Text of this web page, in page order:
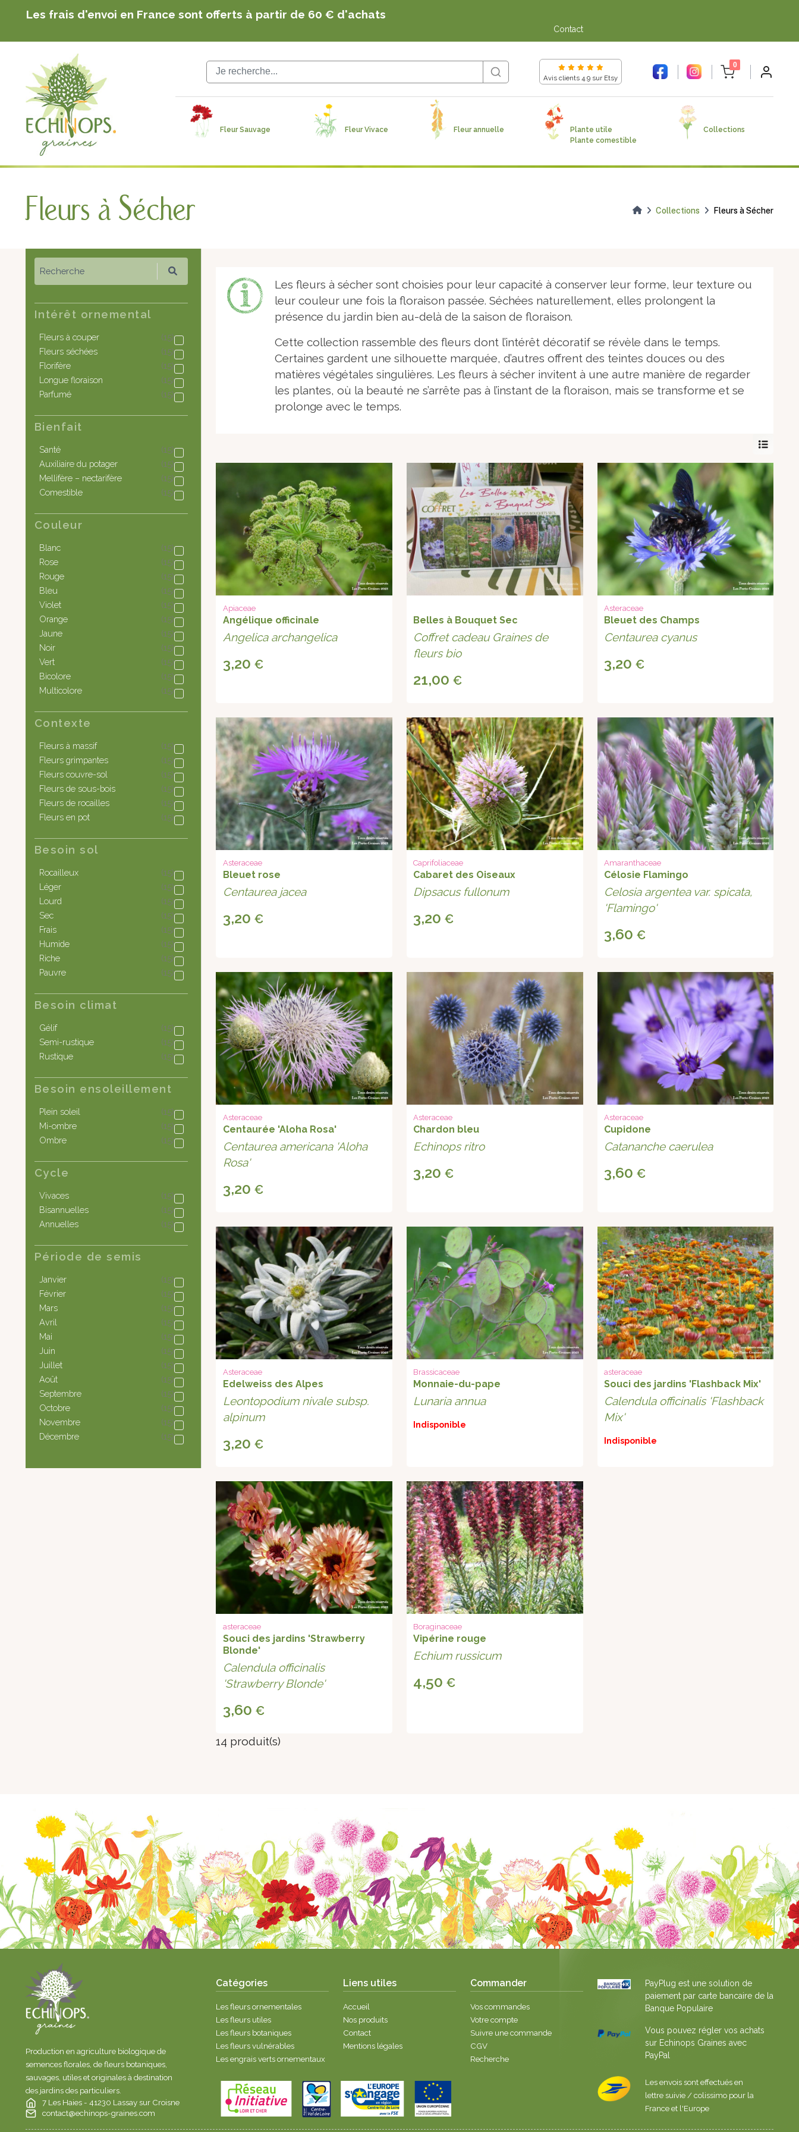
Echinops Graines : graines de fleurs botaniques, sauvages, utiles et originales produites en Sologne dans
notre ferme familiale
Les frais d'envoi en France sont offerts à partir de 60 € d'achats
Contact
Avis clients 4.9 sur Etsy
0
unread messages
Fleur Sauvage Fleur Vivace Fleur annuelle
Plante utile
Plante comestible
Collections
Fleurs à Sécher Collections Fleurs à Sécher
Recherche
Intérêt ornemental
Fleurs à couper
(15)
Fleurs séchées
(15)
Florifère
(15)
Longue floraison
(15)
Parfumé
(15)
Bienfait
Santé
(15)
Auxiliaire du potager
(15)
Mellifère – nectarifère
(15)
Comestible
(15)
Couleur
Blanc
(15)
Rose
(15)
Rouge
(15)
Bleu
(15)
Violet
(15)
Orange
(15)
Jaune
(15)
Noir
(15)
Vert
(15)
Bicolore
(15)
Multicolore
(15)
Contexte
Fleurs à massif
(15)
Fleurs grimpantes
(15)
Fleurs couvre-sol
(15)
Fleurs de sous-bois
(15)
Fleurs de rocailles
(15)
Fleurs en pot
(15)
Besoin sol
Rocailleux
(15)
Léger
(15)
Lourd
(15)
Sec
(15)
Frais
(15)
Humide
(15)
Riche
(15)
Pauvre
(15)
Besoin climat
Gélif
(15)
Semi-rustique
(15)
Rustique
(15)
Besoin ensoleillement
Plein soleil
(15)
Mi-ombre
(15)
Ombre
(15)
Cycle
Vivaces
(15)
Bisannuelles
(15)
Annuelles
(15)
Période de semis
Janvier
(15)
Février
(15)
Mars
(15)
Avril
(15)
Mai
(15)
Juin
(15)
Juillet
(15)
Août
(15)
Septembre
(15)
Octobre
(15)
Novembre
(15)
Décembre
(15)
Les fleurs à sécher sont choisies pour leur capacité à conserver leur forme, leur texture ou
leur couleur une fois la floraison passée. Séchées naturellement, elles prolongent la
présence du jardin bien au-delà de la saison de floraison.
Cette collection rassemble des fleurs dont l’intérêt décoratif se révèle dans le temps.
Certaines gardent une silhouette marquée, d’autres offrent des teintes douces ou des
matières végétales singulières. Les fleurs à sécher invitent à une autre manière de regarder
les plantes, où la beauté ne s’arrête pas à l’instant de la floraison, mais se transforme et se
prolonge avec le temps.
Apiaceae
Angélique officinale
Angelica archangelica
3,20 €
Belles à Bouquet Sec
Coffret cadeau Graines de
fleurs bio
21,00€
Asteraceae
Bleuet des Champs
Centaurea cyanus
3,20€
Asteraceae
Bleuet rose
Centaurea jacea
3,20 €
Caprifoliaceae
Cabaret des Oiseaux
Dipsacus fullonum
3,20€
Amaranthaceae
Célosie Flamingo
Celosia argentea var. spicata,
'Flamingo'
3,60€
Asteraceae
Centaurée 'Aloha Rosa'
Centaurea americana 'Aloha
Rosa'
3,20 €
Asteraceae
Chardon bleu
Echinops ritro
3,20€
Asteraceae
Cupidone
Catananche caerulea
3,60€
Asteraceae
Edelweiss des Alpes
Leontopodium nivale subsp.
alpinum
3,20 €
Brassicaceae
Monnaie-du-pape
Lunaria annua
Indisponible
asteraceae
Souci des jardins 'Flashback Mix'
Calendula officinalis 'Flashback
Mix'
Indisponible
asteraceae
Souci des jardins 'Strawberry
Blonde'
Calendula officinalis
'Strawberry Blonde'
3,60 €
Boraginaceae
Vipérine rouge
Echium russicum
4,50€
14 produit(s)
Production en agriculture biologique de
semences florales, de fleurs botaniques,
sauvages, utiles et originales à destination
des jardins des particuliers.
7 Les Haies - 41230 Lassay sur Croisne
contact@echinops-graines.com
Catégories
Les fleurs ornementales
Les fleurs utiles
Les fleurs botaniques
Les fleurs vulnérables
Les engrais verts ornementaux
Liens utiles
Accueil
Nos produits
Contact
Mentions légales
Commander
Vos commandes
Votre compte
Suivre une commande
CGV
Recherche
PayPlug est une solution de
paiement par carte bancaire de la
Banque Populaire
Vous pouvez régler vos achats
sur Echinops Graines avec
PayPal
Les envois sont effectués en
lettre suivie / colissimo pour la
France et l'Europe